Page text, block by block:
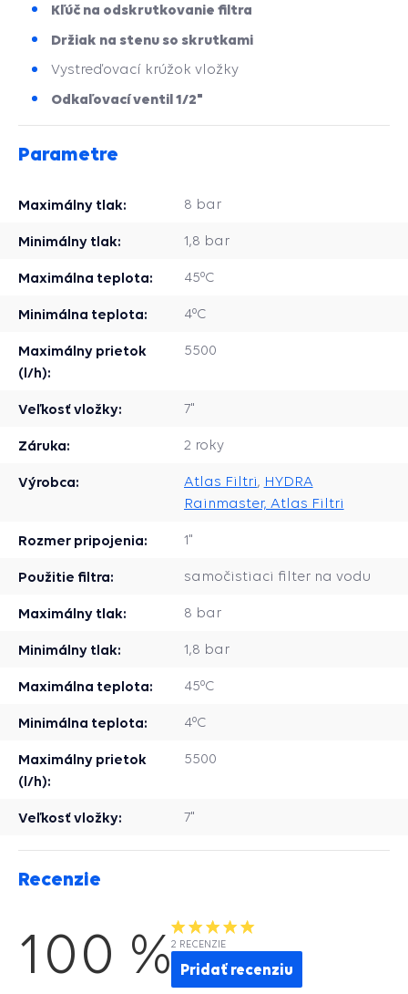
Kľúč na odskrutkovanie filtra
Držiak na stenu so skrutkami
Vystreďovací krúžok vložky
Odkaľovací ventil 1/2"
Parametre
Maximálny tlak: 8 bar
Minimálny tlak: 1,8 bar
Maximálna teplota: 45ºC
Minimálna teplota: 4ºC
Maximálny prietok
(l/h):
5500
Veľkosť vložky: 7"
Záruka: 2 roky
Výrobca: Atlas Filtri, HYDRA
Rainmaster, Atlas Filtri
Rozmer pripojenia: 1"
Použitie filtra: samočistiaci filter na vodu
Maximálny tlak: 8 bar
Minimálny tlak: 1,8 bar
Maximálna teplota: 45ºC
Minimálna teplota: 4ºC
Maximálny prietok
(l/h):
5500
Veľkosť vložky: 7"
Recenzie
100 %2 RECENZIE
Pridať recenziu